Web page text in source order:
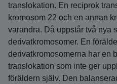
translokation. En reciprok
kromosom 22 och en annan
varandra. Då uppstår två nya
derivatkromosomer. En
derivatkromosomerna har en
translokation som inte ger
föräldern själv. Den